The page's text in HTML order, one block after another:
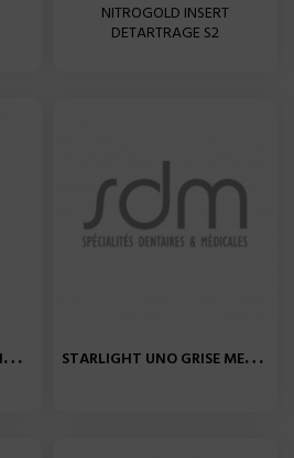
NITROGOLD INSERT
DETARTRAGE S2
L
AMPE STARLIGHT PRO NOIR... S
TARLIGHT UNO GRISE MECTRON...